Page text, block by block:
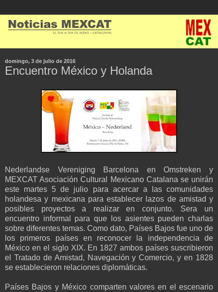
domingo, 3 de julio de 2016
Encuentro México y Holanda
Nederlandse Vereniging Barcelona en Omstreken y
MEXCAT Asociación Cultural Mexicano Catalana se unirán
este martes 5 de julio para acercar a las comunidades
holandesa y mexicana para establecer lazos de amistad y
posibles proyectos a realizar en conjunto. Sera un
encuentro informal para que los asientes pueden charlas
sobre diferentes temas. Como dato, Países Bajos fue uno de
los primeros países en reconocer la independencia de
México en el siglo XIX. En 1827 ambos países suscribieron
el Tratado de Amistad, Navegación y Comercio, y en 1828
se establecieron relaciones diplomáticas.
Países Bajos y México comparten valores en el escenario